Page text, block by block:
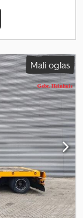
Mali oglas